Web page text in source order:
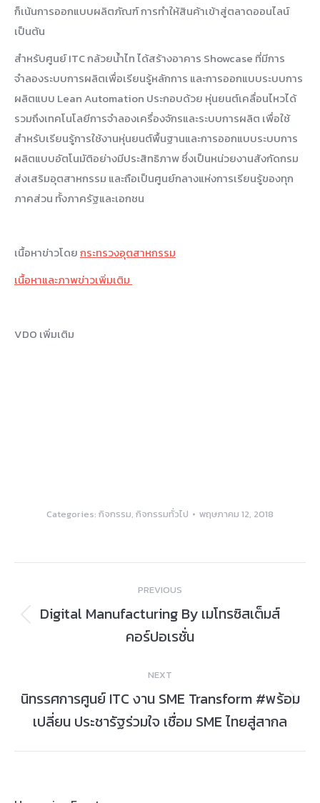
ก็เน้นการออกแบบผลิตภัณฑ์ การทำให้สินค้าเข้าสู่ตลาดออนไลน์
เป็นต้น
สำหรับศูนย์ ITC กล้วยน้ำไท ได้สร้างอาคาร Showcase ที่มีการ
จำลองระบบการผลิตเพื่อเรียนรู้หลักการ และการออกแบบระบบการ
ผลิตแบบ Lean Automation ประกอบด้วย หุ่นยนต์เคลื่อนไหวได้
รวมถึงเทคโนโลยีการจำลองเครื่องจักรและระบบการผลิต เพื่อใช้
สำหรับเรียนรู้การใช้งานหุ่นยนต์พื้นฐานและการออกแบบระบบการ
ผลิตแบบอัตโนมัติอย่างมีประสิทธิภาพ ซึ่งเป็นหน่วยงานสังกัดกรม
ส่งเสริมอุตสาหกรรม และถือเป็นศูนย์กลางแห่งการเรียนรู้ของทุก
ภาคส่วน ทั้งภาครัฐและเอกชน
เนื้อหาข่าวโดยกระทรวงอุตสาหกรรม
เนื้อหาและภาพข่าวเพิ่มเติม
VDO เพิ่มเติม
Categories: กิจกรรม, กิจกรรมทั่วไป พฤษภาคม 12, 2018
navigation
PREVIOUS
Previous
album:
Digital Manufacturing By เมโทรซิสเต็มส์
คอร์ปอเรชั่น
NEXT
Next
album:
นิทรรศการศูนย์ ITC งาน SME Transform #พร้อม
เปลี่ยน ประชารัฐร่วมใจ เชื่อม SME ไทยสู่สากล